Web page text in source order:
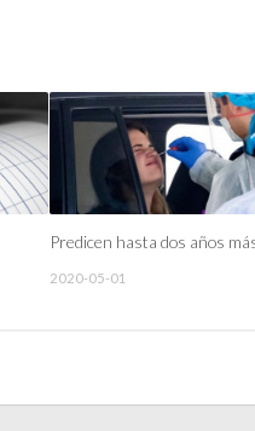
Predicen hasta dos años
2020-05-01